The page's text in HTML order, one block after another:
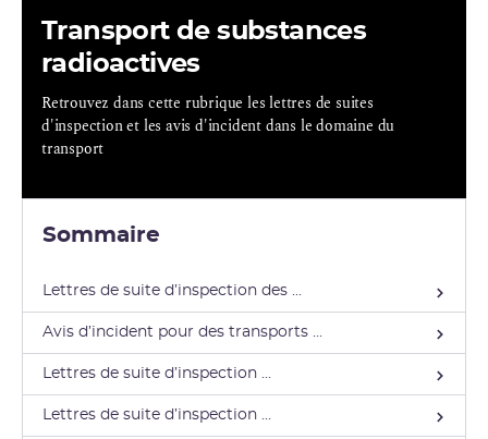
Transport de substances
radioactives
Retrouvez dans cette rubrique les lettres de suites
d'inspection et les avis d'incident dans le domaine du
transport
Sommaire
Lettres de suite d’inspection des ...
Avis d’incident pour des transports ...
Lettres de suite d’inspection ...
Lettres de suite d’inspection ...